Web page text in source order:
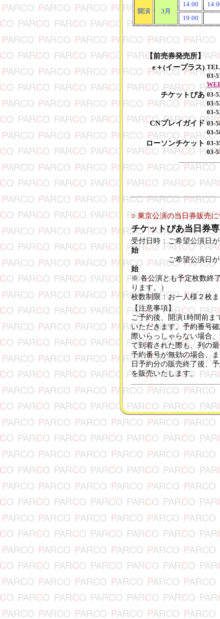
開演 3月
14:00
19:00
【前売券発売所】
e＋(イープラス)
03-
チケットぴあ 03-
03-
03-
CNプレイガイド 03-
03-
ローソンチケット 03-
03-
○ 東京公演の当日券販売
チケットぴあ当日券
受付日時：ご希望公演日
始
ご希望公演日が14
始
※ 各公演とも予定枚数終
ります。）
枚数制限：お一人様２枚
【注意事項】
ご予約後、開演1時間前ま
いただきます。予約番号
際いらっしゃらない場合
て到着された際も、列の
予約番号が無効の場合、
日予約分の販売終了後、
を販売いたします。